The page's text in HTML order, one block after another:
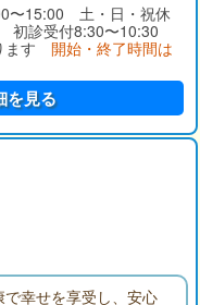
〜15:00 土・日・祝休
初診受付8:30〜10:30
ます 開始・終了時間は
を見る
幸せを享受し、安心